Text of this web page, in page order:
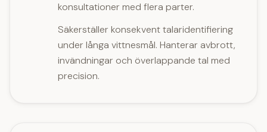
konsultationer med flera parter.
Säkerställer konsekvent talaridentifiering
under långa vittnesmål. Hanterar avbrott,
invändningar och överlappande tal med
precision.